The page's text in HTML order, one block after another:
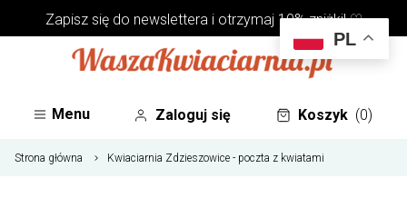
Zapisz się do newsletterai otrzymaj 10% zniżki! ♡
Menu Zaloguj się Koszyk (0)
Strona główna Kwiaciarnia Zdzieszowice - poczta z kwiatami
PL